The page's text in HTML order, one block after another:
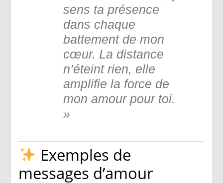
sens ta présence
dans chaque
battement de mon
cœur. La distance
n’éteint rien, elle
amplifie la force de
mon amour pour toi.
»
Exemples de
messages d’amour